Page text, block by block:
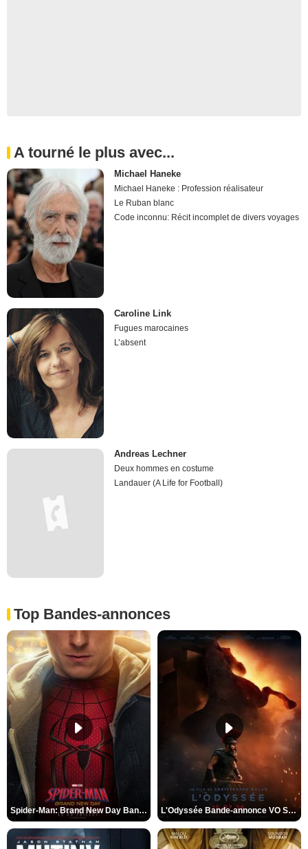
A tourné le plus avec...
Michael Haneke
Michael Haneke : Profession réalisateur
Le Ruban blanc
Code inconnu: Récit incomplet de divers voyages
Caroline Link
Fugues marocaines
L’absent
Andreas Lechner
Deux hommes en costume
Landauer (A Life for Football)
Top Bandes-annonces
Spider-Man: Brand New Day Bande-annonce VO STFR L'Odyssée Bande-annonce VO STFR